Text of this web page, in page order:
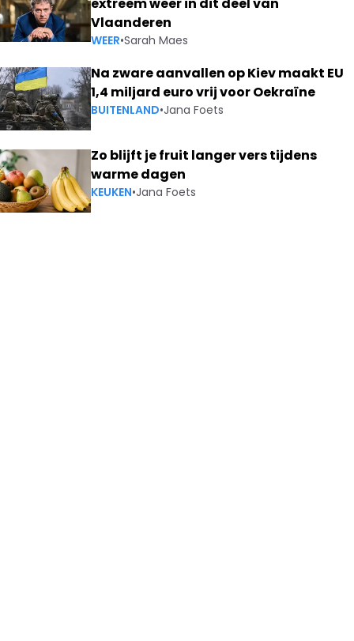
Vlaanderen
WEER•Sarah Maes
Na zware aanvallen op Kiev maakt EU
1,4 miljard euro vrij voor Oekraïne
BUITENLAND•Jana Foets
Zo blijft je fruit langer vers tijdens
warme dagen
KEUKEN•Jana Foets